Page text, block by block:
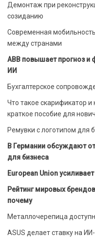
Демонтаж при
созиданию
Современная
между странами
ABB повышает прогноз и
ИИ
Бухгалтерское
Что такое скарификатор и
краткое пособие для
Ремувки с логотипом для
В Германии обсуждают
для бизнеса
European Union
Рейтинг мировых
почему
Металлочерепица
ASUS делает ставку на